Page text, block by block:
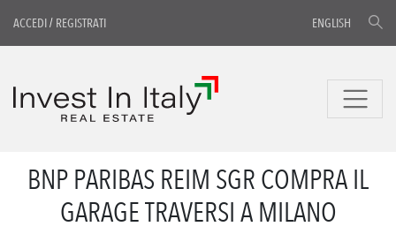
ACCEDI/ REGISTRATI ENGLISH
BNP PARIBAS REIM SGR COMPRA IL
GARAGE TRAVERSI A MILANO